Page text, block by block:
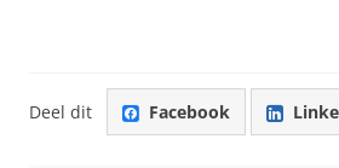
Deel dit Facebook